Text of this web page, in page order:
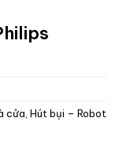
cửa, Hút bụi – Robot